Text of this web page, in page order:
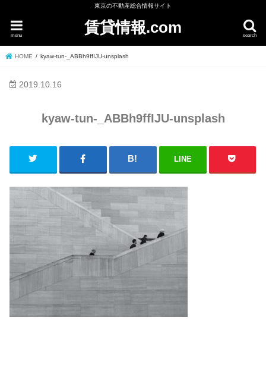
東京の不動産総合情報サイト
賃貸情報.com search
menu
HOME kyaw-tun-_ABBh9ffIJU-unsplash
2019.10.16
kyaw-tun-_ABBh9ffIJU-unsplash
LINE